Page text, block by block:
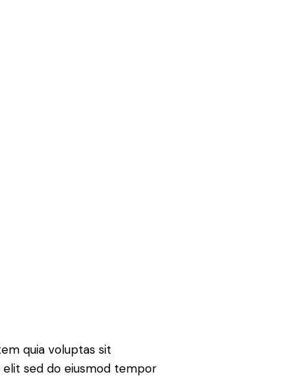
quia voluptas sit
elit sed do eiusmod tempor